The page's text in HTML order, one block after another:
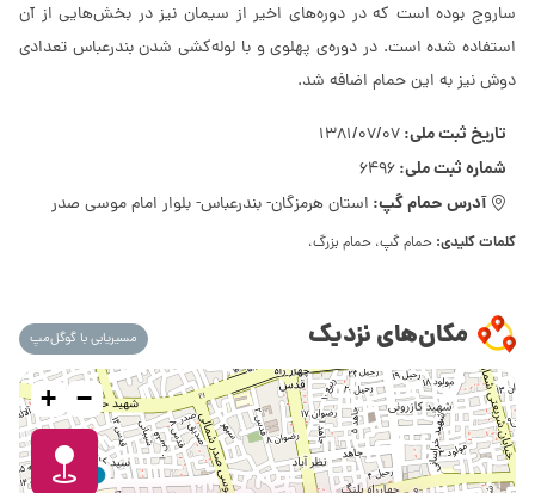
ساروج بوده است که در دوره‌های اخیر از سیمان نیز در بخش‌هایی از آن
استفاده شده است. در دوره‌ی پهلوی و با لوله‌کشی شدن بندرعباس تعدادی
دوش نیز به این حمام اضافه شد.
تاریخ ثبت ملی:1381/07/07
شماره ثبت ملی:6496
آدرس حمام گپ: استان هرمزگان- بندرعباس- بلوار امام موسی صدر
کلمات کلیدی: حمام گپ، حمام بزرگ،
مکان‌های نزدیک مسیریابی با گوگل‌مپ
+ −